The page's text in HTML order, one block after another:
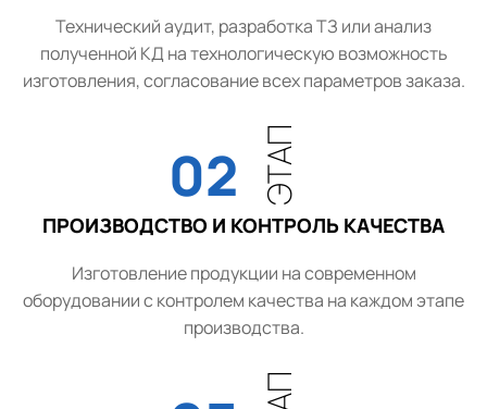
Технический аудит, разработка ТЗ или анализ
полученной КД на технологическую возможность
изготовления, согласование всех параметров заказа.
02 ЭТАП
ПРОИЗВОДСТВО И КОНТРОЛЬ КАЧЕСТВА
Изготовление продукции на современном
оборудовании с контролем качества на каждом этапе
производства.